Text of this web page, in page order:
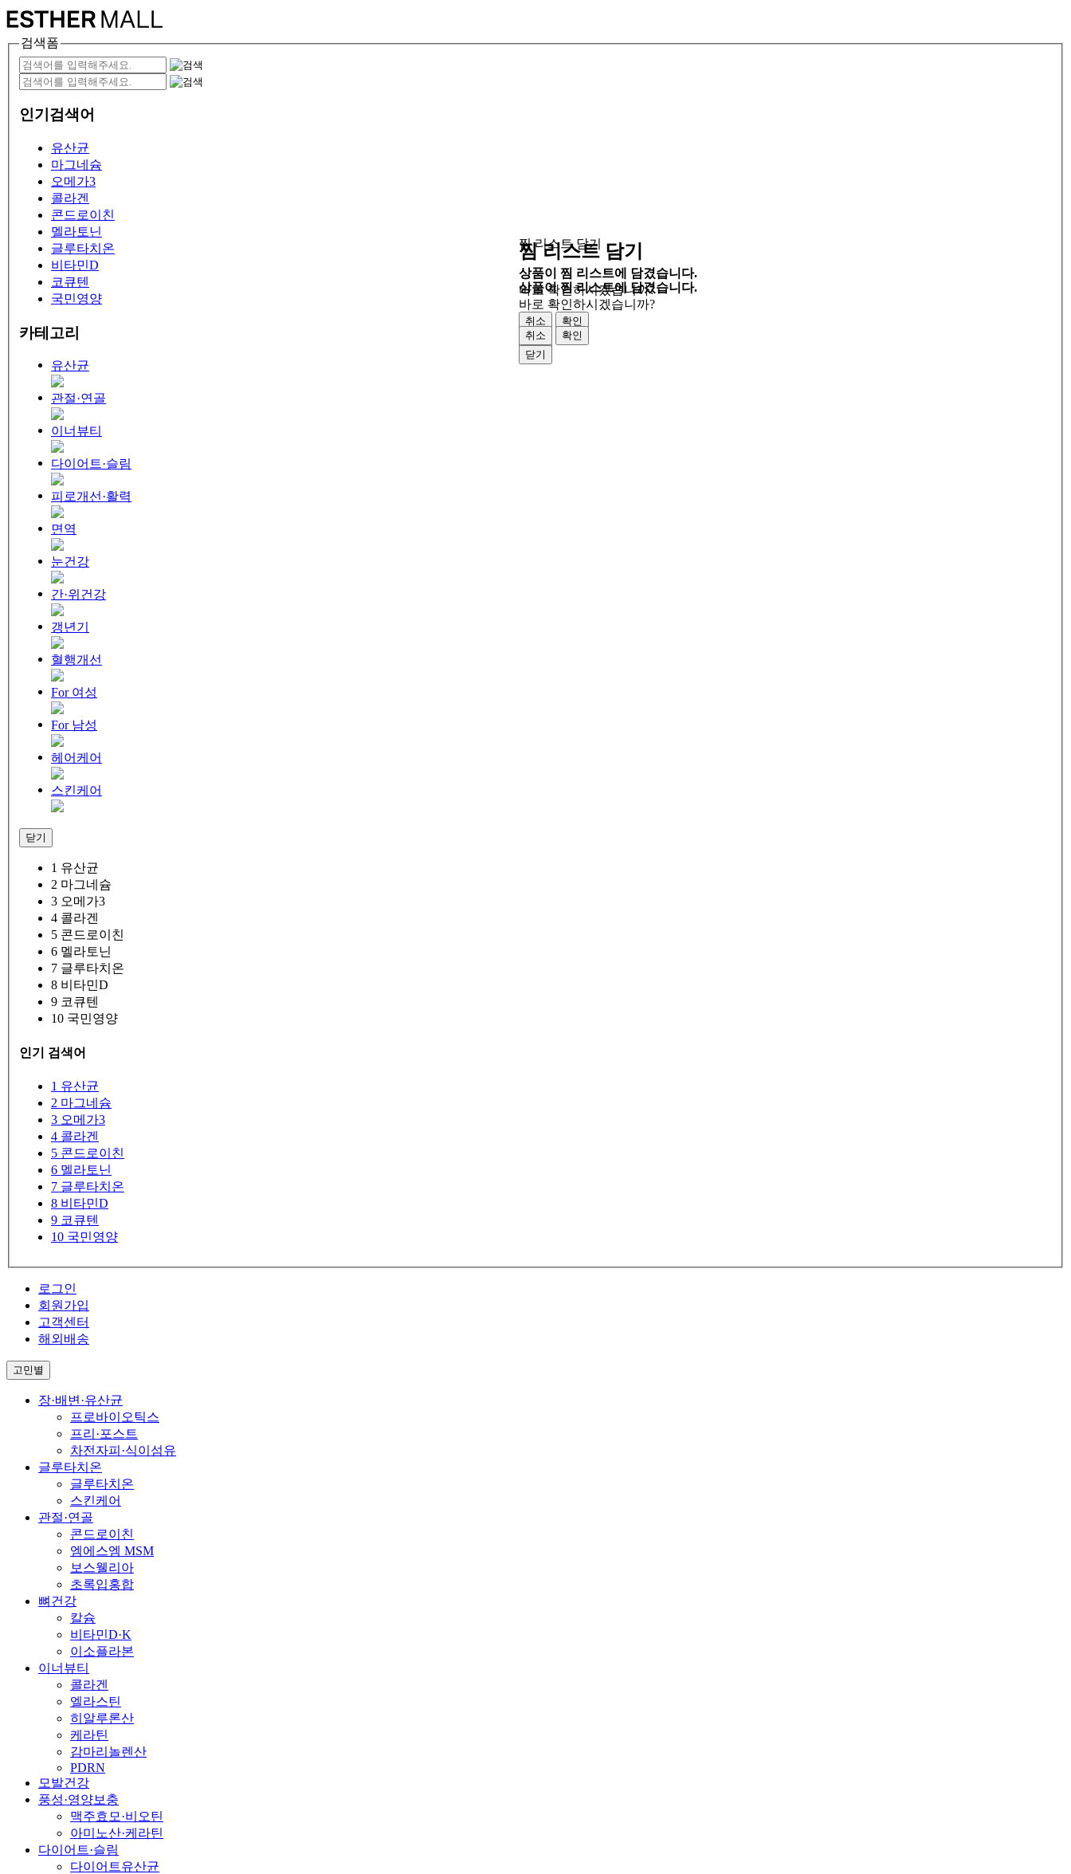
검색폼
인기검색어
유산균
마그네슘
오메가3
콜라겐
콘드로이친
멜라토닌
글루타치온
비타민D
코큐텐
국민영양
카테고리
유산균
관절·연골
이너뷰티
다이어트·슬림
피로개선·활력
면역
눈건강
간·위건강
갱년기
혈행개선
For 여성
For 남성
헤어케어
스킨케어
닫기
1 유산균
2 마그네슘
3 오메가3
4 콜라겐
5 콘드로이친
6 멜라토닌
7 글루타치온
8 비타민D
9 코큐텐
10 국민영양
인기 검색어
1 유산균
2 마그네슘
3 오메가3
4 콜라겐
5 콘드로이친
6 멜라토닌
7 글루타치온
8 비타민D
9 코큐텐
10 국민영양
로그인
회원가입
고객센터
해외배송
고민별
장·배변·유산균
프로바이오틱스
프리·포스트
차전자피·식이섬유
글루타치온
글루타치온
스킨케어
관절·연골
콘드로이친
엠에스엠 MSM
보스웰리아
초록입홍합
뼈건강
칼슘
비타민D·K
이소플라본
이너뷰티
콜라겐
엘라스틴
히알루론산
케라틴
감마리놀렌산
PDRN
모발건강
풍성·영양보충
맥주효모·비오틴
아미노산·케라틴
다이어트·슬림
다이어트유산균
찜 리스트 담기
상품이 찜 리스트에 담겼습니다.
바로 확인하시겠습니까?
취소
확인
닫기
찜 리스트 담기
상품이 찜 리스트에 담겼습니다.
바로 확인하시겠습니까?
취소
확인
닫기